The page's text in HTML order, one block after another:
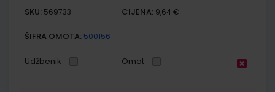
SKU: 569733 CIJENA: 9,64 €
ŠIFRA OMOTA: 500156
Udžbenik Omot